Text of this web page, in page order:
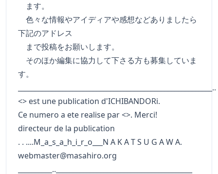
ます。
色々な情報やアイディアや感想などありましたら
下記のアドレス
まで投稿をお願いします。
そのほか編集に協力して下さる方も募集していま
す。
_________________________________________________________..
<> est une publication d'ICHIBANDORi.
Ce numero a ete realise par <>. Merci!
directeur de la publication
. . ....M_a_s_a_h_i_r_o___N A K A T S U G A W A.
webmaster@masahiro.org
__________..________________________________________